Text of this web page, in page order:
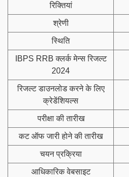
रिक्तियां
श्रेणी
स्थिति
IBPS RRB क्लर्क मेन्स रिजल्ट
2024
रिजल्ट डाउनलोड करने के लिए
क्रेडेंशियल्स
परीक्षा की तारीख
कट ऑफ जारी होने की तारीख
चयन प्रक्रिया
आधिकारिक वेबसाइट